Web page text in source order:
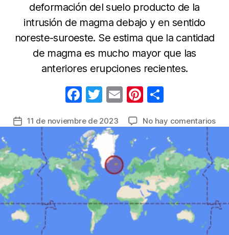
deformación del suelo producto de la
intrusión de magma debajo y en sentido
noreste-suroeste. Se estima que la cantidad
de magma es mucho mayor que las
anteriores erupciones recientes.
F
c
e
b
o
o
k
T
itt
er
E
ail
Pi
er
e
st
m
p
ar
tir
Fecha
entrada
11 de noviembre de 2023 No hay comentariosen
de
de